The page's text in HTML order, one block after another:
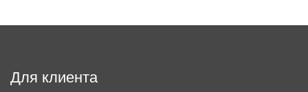
Для клиента